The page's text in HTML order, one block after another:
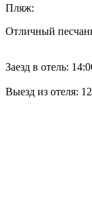
Пляж:
Отличный
Заезд в отель:
Выезд из отеля: